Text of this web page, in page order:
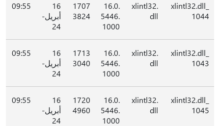
xlintl32.dll_
1044
xlintl32.
dll
16.0.
5446.
1000
1707
3824
16
أبريل-
24
09:55
xlintl32.dll_
1043
xlintl32.
dll
16.0.
5446.
1000
1713
3040
16
أبريل-
24
09:55
xlintl32.dll_
1045
xlintl32.
dll
16.0.
5446.
1000
1720
4960
16
أبريل-
24
09:55